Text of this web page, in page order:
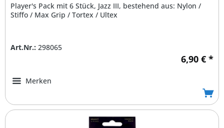
Player's Pack mit 6 Stück, Jazz III, bestehend aus: Nylon /
Stiffo / Max Grip / Tortex / Ultex
Art.Nr.: 298065
6,90 € *
Merken